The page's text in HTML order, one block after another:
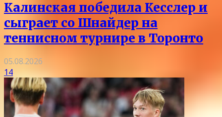
Калинская победила Кесслер и
сыграет со Шнайдер на
теннисном турнире в Торонто
05.08.2026
14